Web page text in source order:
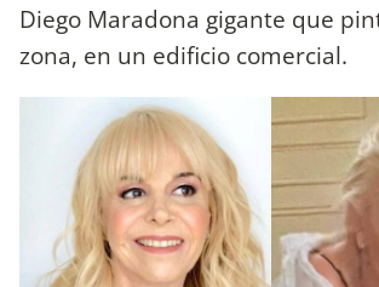
Diego Maradona gigante que
zona, en un edificio comercial.